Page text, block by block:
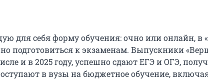
для себя форму обучения: очно или онлайн, в
подготовиться к экзаменам. Выпускники
и в 2025 году, успешно сдают ЕГЭ и ОГЭ,
в вузы на бюджетное обучение,